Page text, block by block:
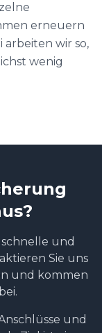
erneuern
arbeiten wir so,
wenig
und
Sie uns
und kommen
und